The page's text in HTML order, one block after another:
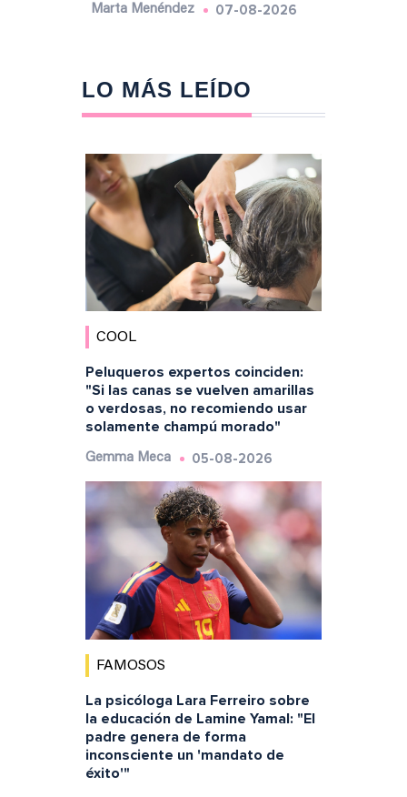
Marta Menéndez 07-08-2026
LO MÁS LEÍDO
COOL
Peluqueros expertos coinciden:
"Si las canas se vuelven amarillas
o verdosas, no recomiendo usar
solamente champú morado"
Gemma Meca 05-08-2026
FAMOSOS
La psicóloga Lara Ferreiro sobre
la educación de Lamine Yamal: "El
padre genera de forma
inconsciente un 'mandato de
éxito'"